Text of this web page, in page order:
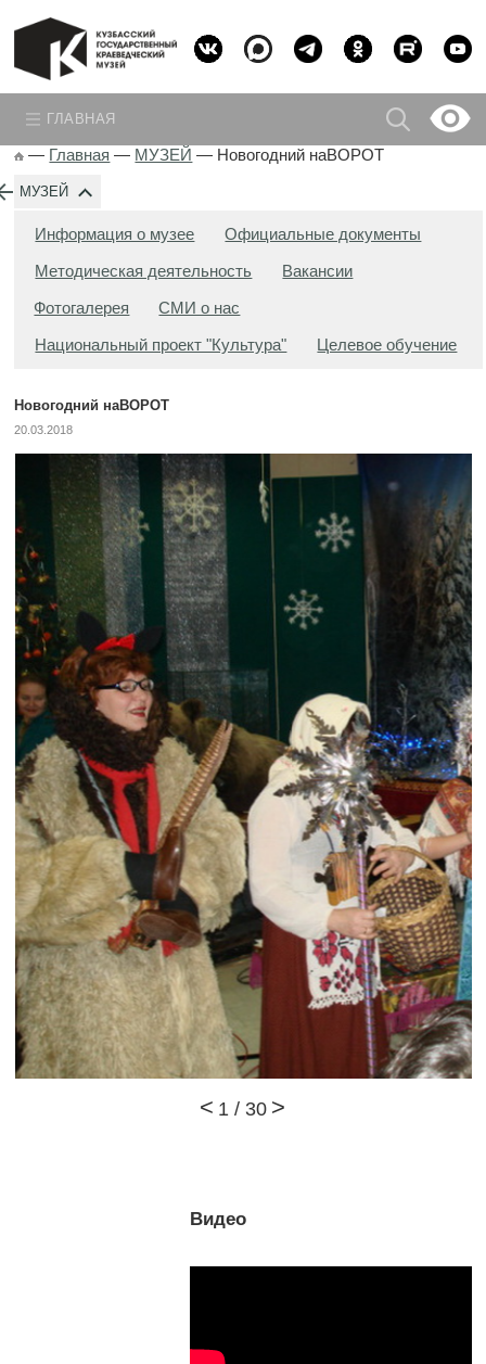
ГЛАВНАЯ
— Главная — МУЗЕЙ — Новогодний наВОРОТ
МУЗЕЙ
Информация о музее Официальные документы
Методическая деятельность Вакансии
Фотогалерея СМИ о нас
Национальный проект "Культура" Целевое обучение
Новогодний наВОРОТ
20.03.2018
1 / 30
Видео